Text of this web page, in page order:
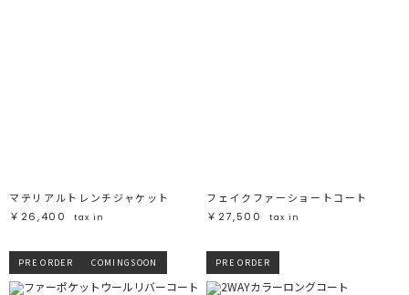
マテリアルトレンチジャケット
￥26,400
tax in
フェイクファーショートコート
￥27,500
tax in
PRE ORDER COMINGSOON PRE ORDER